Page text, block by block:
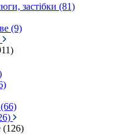
застібки (81)
(9)
(126)